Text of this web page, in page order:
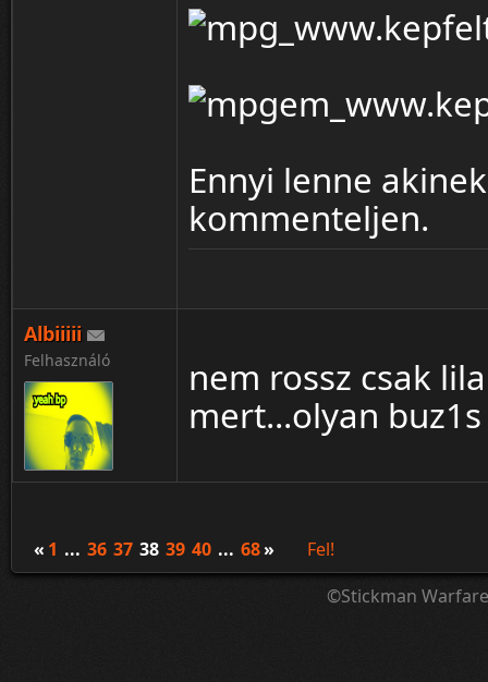
Ennyi lenne
kommenteljen.
Albiiiii
Felhasználó
nem rossz csak
mert...olyan
« 1 ... 36 37 38 39 40 ... 68»
Fel!
©Stickman Warfare